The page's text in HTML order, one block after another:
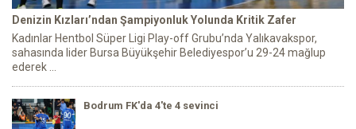
Denizin Kızları’ndan Şampiyonluk Yolunda Kritik Zafer
Kadınlar Hentbol Süper Ligi Play-off Grubu’nda Yalıkavakspor,
sahasında lider Bursa Büyükşehir Belediyespor’u 29-24 mağlup
ederek ...
Bodrum FK'da 4'te 4 sevinci